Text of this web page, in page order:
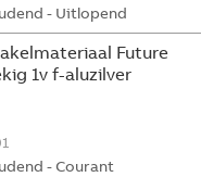
- Uitlopend
Future
1v f-aluzilver
- Courant